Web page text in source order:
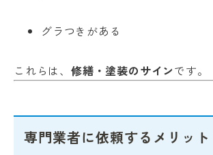
グラつきがある
これらは、 修繕・塗装のサインです。
専門業者に依頼するメリット